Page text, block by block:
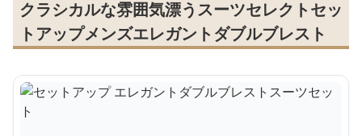
クラシカルな雰囲気漂うスーツセレクトセッ
トアップメンズエレガントダブルブレスト